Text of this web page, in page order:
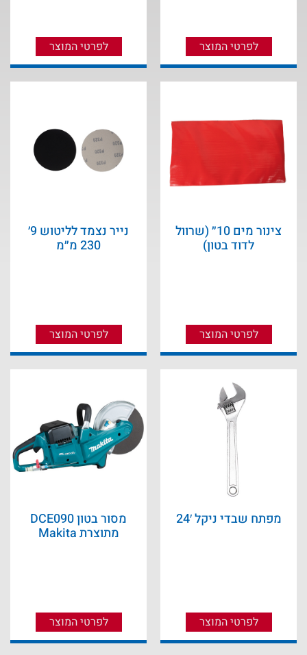
לפרטי המוצר לפרטי המוצר
צינור מים 10״ (שרוול
לדוד בטון)
לפרטי המוצר
נייר נצמד לליטוש 9׳
230 מ״מ
לפרטי המוצר
מפתח שבדי ניקל 24′
לפרטי המוצר
מסור בטון DCE090
מתוצרת Makita
לפרטי המוצר